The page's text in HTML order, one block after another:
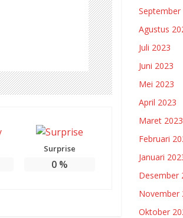
Surprise
0 %
September
Agustus
Juli 2023
Juni 2023
Mei 2023
April 2023
Maret 2023
Februari
Januari
Desember
November
Oktober